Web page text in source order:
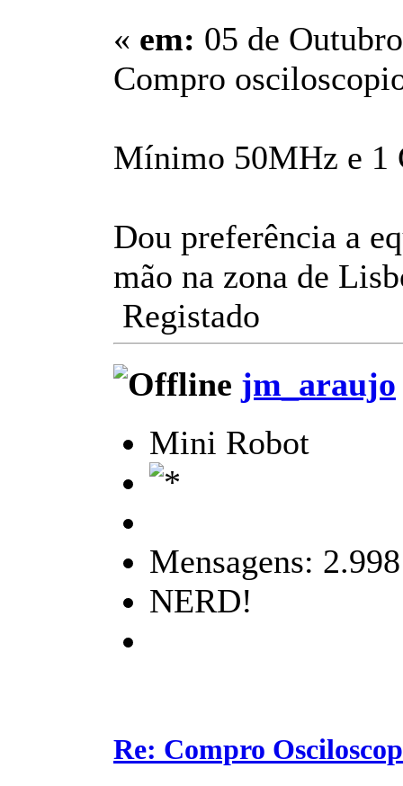
« em: 05 de
Compro
Mínimo 50MHz e 1
Dou preferência a
mão na zona de
Registado
jm_araujo
Mini Robot
Mensagens: 2.998
NERD!
Re: Compro